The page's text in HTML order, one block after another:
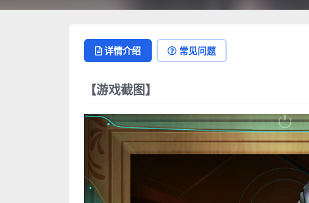
详情介绍 常见问题
【游戏截图】